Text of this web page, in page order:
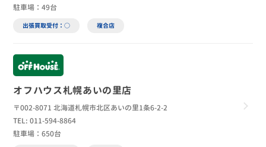
駐車場：49台
出張買取受付：○ 複合店
オフハウス札幌あいの里店
〒002-8071 北海道札幌市北区あいの里1条6-2-2
TEL: 011-594-8864
駐車場：650台